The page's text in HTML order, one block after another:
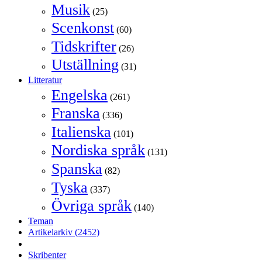
Musik (25)
Scenkonst (60)
Tidskrifter (26)
Utställning (31)
Litteratur
Engelska (261)
Franska (336)
Italienska (101)
Nordiska språk (131)
Spanska (82)
Tyska (337)
Övriga språk (140)
Teman
Artikelarkiv (2452)
Skribenter